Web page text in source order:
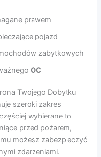
prawem
pojazd
zabytkowych
OC
Twojego Dobytku
szeroki zakres
wybierane to
przed pożarem,
możesz zabezpieczyć
zdarzeniami.